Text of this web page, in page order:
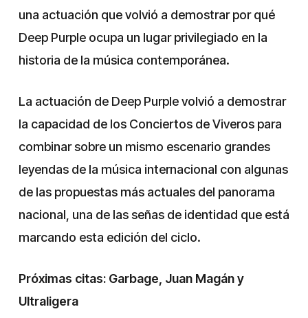
una actuación que volvió a demostrar por qué
Deep Purple ocupa un lugar privilegiado en la
historia de la música contemporánea.
La actuación de Deep Purple volvió a demostrar
la capacidad de los Conciertos de Viveros para
combinar sobre un mismo escenario grandes
leyendas de la música internacional con algunas
de las propuestas más actuales del panorama
nacional, una de las señas de identidad que está
marcando esta edición del ciclo.
Próximas citas: Garbage, Juan Magán y
Ultraligera